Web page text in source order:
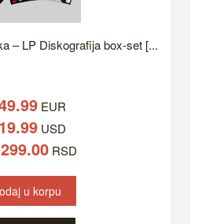
– LP Diskografija box-set [...
EUR
USD
RSD
u korpu